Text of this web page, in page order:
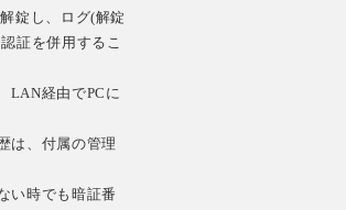
錠し、ログ(解錠
証を併用するこ
LAN経由でPCに
は、付属の管理
い時でも暗証番